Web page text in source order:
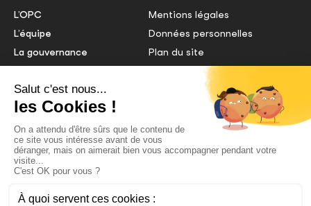
L’OPC
L’équipe
La gouvernance
Nous contacter
Extranet OPC
Mentions légales
Données personnelles
Plan du site
Gestion des cookies
NOS PARTENAIRES